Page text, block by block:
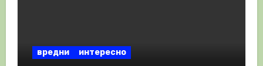
вредни интересно